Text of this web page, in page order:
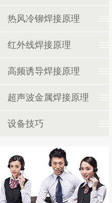
热风冷铆焊接原理
红外线焊接原理
高频诱导焊接原理
超声波金属焊接原理
设备技巧